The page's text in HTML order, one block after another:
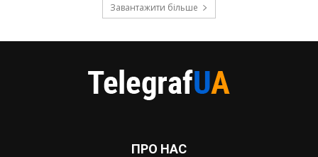
Завантажити більше
ПРО НАС